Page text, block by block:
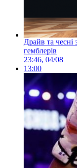
Драйв та
гемблерів
23:46, 04/08
13:00